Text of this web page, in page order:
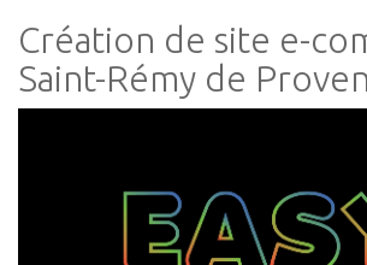
Création de site e-
Saint-Rémy de